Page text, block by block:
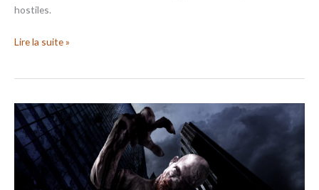
hostiles.
Lire la suite »
ZCFC
–
News
début
mars